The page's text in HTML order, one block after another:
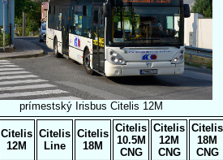
prímestský Irisbus Citelis 12M
Citelis
12M
Citelis
Line
Citelis
18M
Citelis
10.5M
CNG
Citelis
12M
CNG
Citelis
18M
CNG